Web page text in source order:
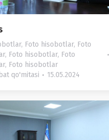
, Foto hisobotlar, Foto
, Foto hisobotlar, Foto
, Foto hisobotlar
qo'mitasi 15.05.2024